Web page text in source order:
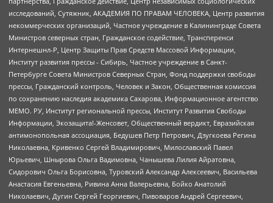
исследований, Сутяжник, АКАДЕМИЯ ПО ПРАВАМ ЧЕЛОВЕКА, Центр развития
некоммерческих организаций, Частное учреждение в Калининграде Совета
Министров северных стран, Гражданское содействие, Трансперенси
Интернешнл-Р, Центр Защиты Прав Средств Массовой Информации,
Институт развития прессы - Сибирь, Частное учреждение в Санкт-
Петербурге Совета Министров Северных Стран, Фонд поддержки свободы
прессы, Гражданский контроль, Человек и Закон, Общественная комиссия
по сохранению наследия академика Сахарова, Информационное агентство
МЕМО. РУ, Институт региональной прессы, Институт Развития Свободы
Информации, Экозащита!-Женсовет, Общественный вердикт, Евразийская
антимонопольная ассоциация, Бедушев Петр Петрович, Дзугкоева Регина
Николаевна, Кривенко Сергей Владимирович, Милославский Павел
Юрьевич, Шнырова Ольга Вадимовна, Чанышева Лилия Айратовна,
Сидорович Ольга Борисовна, Туровский Александр Алексеевич, Васильева
Анастасия Евгеньевна, Ривина Анна Валерьевна, Бойко Анатолий
Николаевич, Дугин Сергей Георгиевич, Пивоваров Андрей Сергеевич,